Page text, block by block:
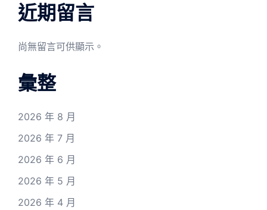
近期留言
尚無留言可供顯示。
彙整
2026 年 8 月
2026 年 7 月
2026 年 6 月
2026 年 5 月
2026 年 4 月